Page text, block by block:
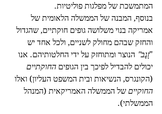
המתמשכת של מפלגות פוליטיות.
בנוסף, המבנה של הממשלה הלאומית של
אמריקה בנוי משלושה גופים חוקתיים, שהגדול
והחזק שבהם מחולק לשניים, ולכל אחד יש
"זָנָב" הנוצר ומתוחזק על ידי החלטותיהם. אנו
יכולים להבדיל לפיכך בין הגופים החוקתיים
(הקונגרס, הנשיאות ובית המשפט העליון) ואלו
החוקיים של הממשלה האמריקאית (המנהל
הממשלתי).